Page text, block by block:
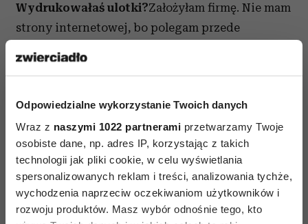
Odpowiedzialne wykorzystanie Twoich danych
Wraz z naszymi 1022 partnerami przetwarzamy Twoje
osobiste dane, np. adres IP, korzystając z takich
technologii jak pliki cookie, w celu wyświetlania
spersonalizowanych reklam i treści, analizowania tychże,
wychodzenia naprzeciw oczekiwaniom użytkowników i
rozwoju produktów. Masz wybór odnośnie tego, kto
Wydrukowałaś ulotki?Założyłam firmę. Nie mam
strony internetowej, bo polegam przede
do wniosku, że szukałabym osoby z polecenia
znajomych lub dysponującej wiarygodnymi
referencjami, no i oczywiście chciałabym ją
osobiście poznać. Założyłam więc sobie konto na
Facebooku, żeby można było mnie znaleźć, ale
większość klientów jest z polecenia innych